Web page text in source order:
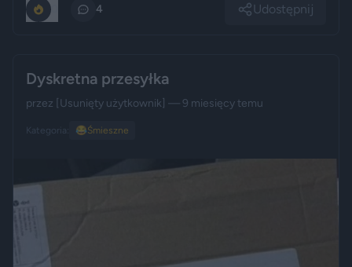
4 Udostępnij
Dyskretna przesyłka
przez [Usunięty użytkownik] — 9 miesięcy temu
Kategoria: 😂Śmieszne